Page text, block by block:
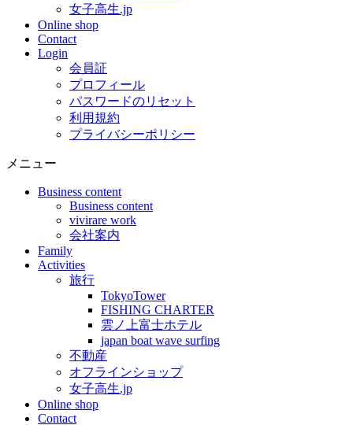
女子高生.jp
Online shop
Contact
Login
会員証
プロフィール
パスワードのリセット
利用規約
プライバシーポリシー
メニュー
Business content
Business content
vivirare work
会社案内
Family
Activities
旅行
TokyoTower
FISHING CHARTER
雲ノ上富士ホテル
japan boat wave surfing
不動産
オフラインショップ
女子高生.jp
Online shop
Contact